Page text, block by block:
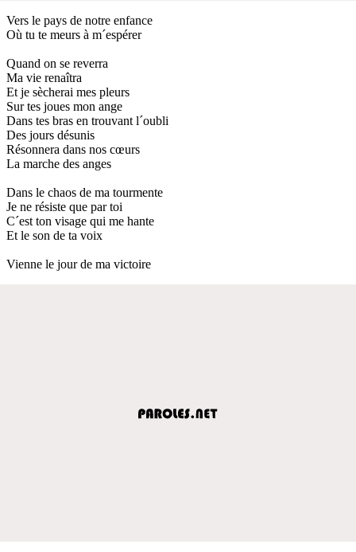
Vers le pays de notre enfance
Où tu te meurs à m´espérer
Quand on se reverra
Ma vie renaîtra
Et je sècherai mes pleurs
Sur tes joues mon ange
Dans tes bras en trouvant l´oubli
Des jours désunis
Résonnera dans nos cœurs
La marche des anges
Dans le chaos de ma tourmente
Je ne résiste que par toi
C´est ton visage qui me hante
Et le son de ta voix
Vienne le jour de ma victoire